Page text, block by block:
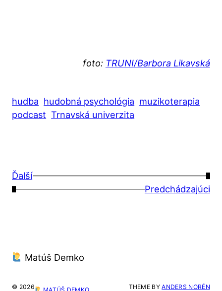
foto: TRUNI/Barbora Likavská
hudba hudobná psychológia muzikoterapia
podcast Trnavská univerzita
Ďalší
→
←
Predchádzajúci
Matúš Demko
© 2026 THEME BYANDERS NORÉN